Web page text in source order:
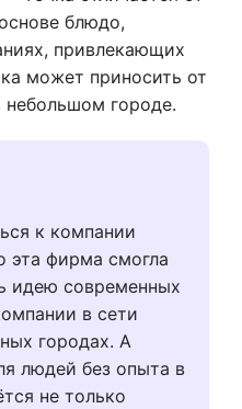
блюдо,
привлекающих
может приносить от
городе.
к компании
эта фирма смогла
идею современных
в сети
городах. А
людей без опыта в
не только